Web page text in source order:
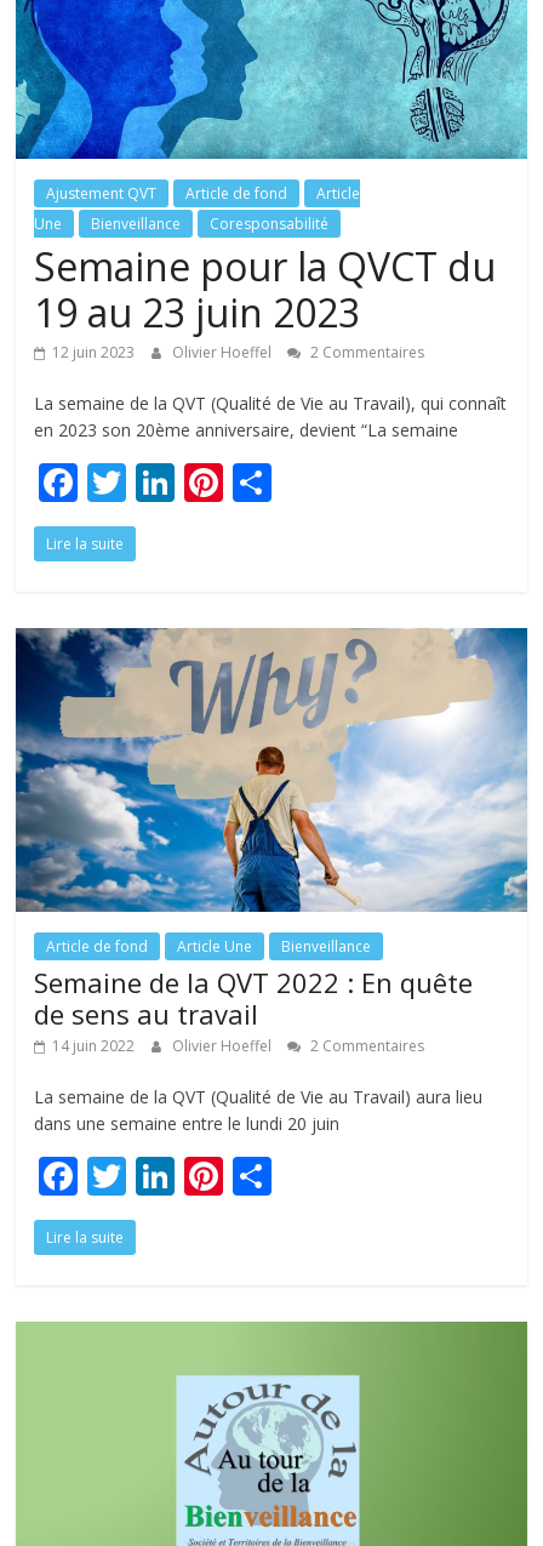
Ajustement QVT Article de fond
Article
Une
Bienveillance Coresponsabilité
Semaine pour la QVCT du
19 au 23 juin 2023
12 juin 2023 Olivier Hoeffel 2 Commentaires
La semaine de la QVT (Qualité de Vie au Travail), qui connaît
en 2023 son 20ème anniversaire, devient “La semaine
F
ac
e
o
o
k
T
w
itt
Li
dI
n
Pi
st er
Lire la suite
Article de fond Article Une Bienveillance
Semaine de la QVT 2022 : En quête
de sens au travail
14 juin 2022 Olivier Hoeffel 2 Commentaires
La semaine de la QVT (Qualité de Vie au Travail) aura lieu
dans une semaine entre le lundi 20 juin
F
ac
e
o
T
w
itt
Li
dI
n
Pi
st er
Lire la suite